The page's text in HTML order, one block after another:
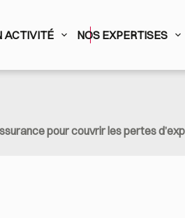
ACTIVITÉ NOS EXPERTISES
pour couvrir les pertes